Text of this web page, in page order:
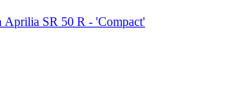
Aprilia SR 50 R - 'Compact'